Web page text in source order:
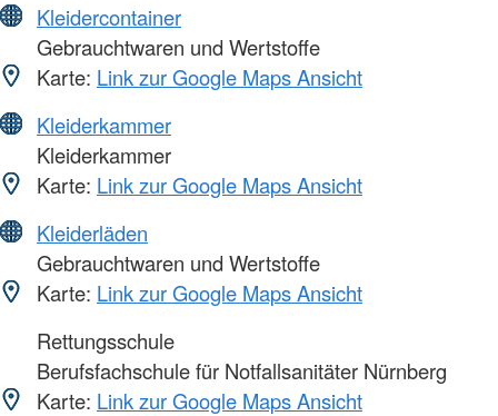
Kleidercontainer
Gebrauchtwaren und Wertstoffe
Karte: Link zur Google Maps Ansicht
Kleiderkammer
Kleiderkammer
Karte: Link zur Google Maps Ansicht
Kleiderläden
Gebrauchtwaren und Wertstoffe
Karte: Link zur Google Maps Ansicht
Rettungsschule
Berufsfachschule für Notfallsanitäter Nürnberg
Karte: Link zur Google Maps Ansicht